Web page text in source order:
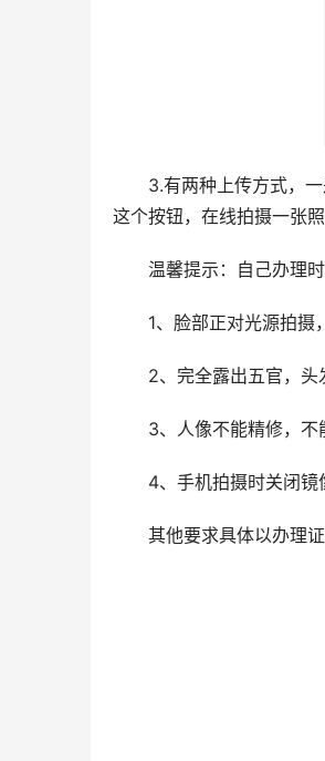
3.有两种上传方式，
这个按钮，在线拍摄一张照
温馨提示：自己办理
1、脸部正对光源拍摄
2、完全露出五官，头
3、人像不能精修，不
4、手机拍摄时关闭镜
其他要求具体以办理